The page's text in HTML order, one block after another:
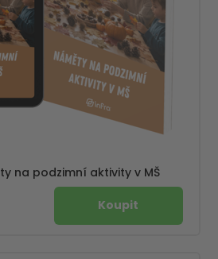
na podzimní aktivity v MŠ